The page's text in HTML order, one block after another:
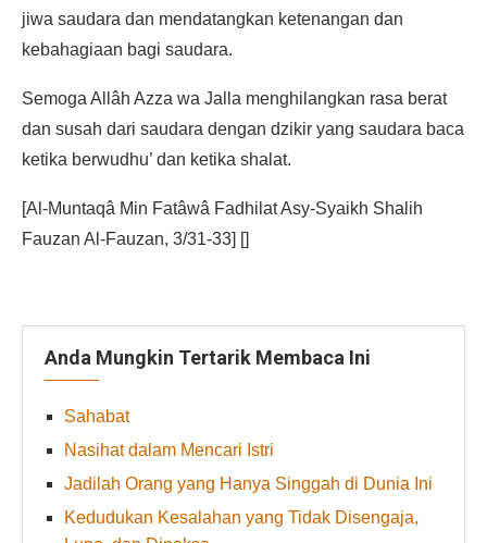
jiwa saudara dan mendatangkan ketenangan dan
kebahagiaan bagi saudara.
Semoga Allâh Azza wa Jalla menghilangkan rasa berat
dan susah dari saudara dengan dzikir yang saudara baca
ketika berwudhu’ dan ketika shalat.
[Al-Muntaqâ Min Fatâwâ Fadhilat Asy-Syaikh Shalih
Fauzan Al-Fauzan, 3/31-33] []
Anda Mungkin Tertarik Membaca Ini
Sahabat
Nasihat dalam Mencari Istri
Jadilah Orang yang Hanya Singgah di Dunia Ini
Kedudukan Kesalahan yang Tidak Disengaja,